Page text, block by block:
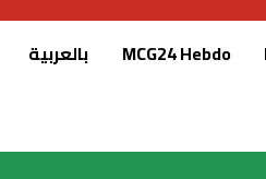
بالعربية MCG24 Hebdo